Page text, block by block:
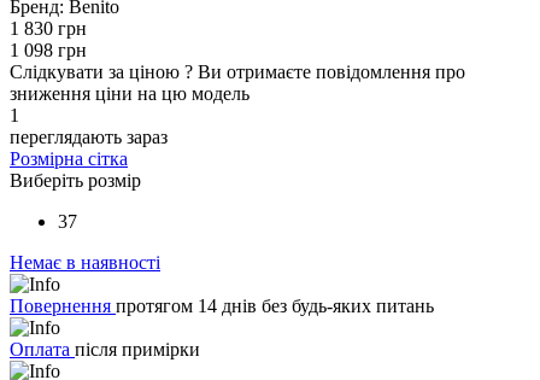
Бренд: Benito
1 830 грн
1 098 грн
Слідкувати за ціною ? Ви отримаєте повідомлення про
зниження ціни на цю модель
1
переглядають зараз
Розмірна сітка
Виберіть розмір
37
Немає в наявності
Повернення протягом 14 днів без будь-яких питань
Оплата після примірки